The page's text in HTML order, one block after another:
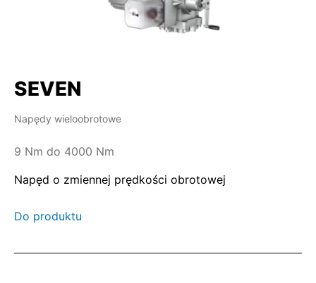
SEVEN
Napędy wieloobrotowe
9 Nm do 4000 Nm
Napęd o zmiennej prędkości obrotowej
Do produktu